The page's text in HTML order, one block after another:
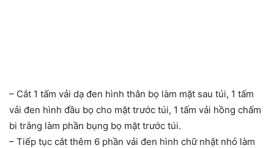
– Cắt 1 tấm vải dạ đen hình thân bọ làm mặt sau túi, 1 tấm
vải đen hình đầu bọ cho mặt trước túi, 1 tấm vải hồng chấm
bi trắng làm phần bụng bọ mặt trước túi.
– Tiếp tục cắt thêm 6 phần vải đen hình chữ nhật nhỏ làm